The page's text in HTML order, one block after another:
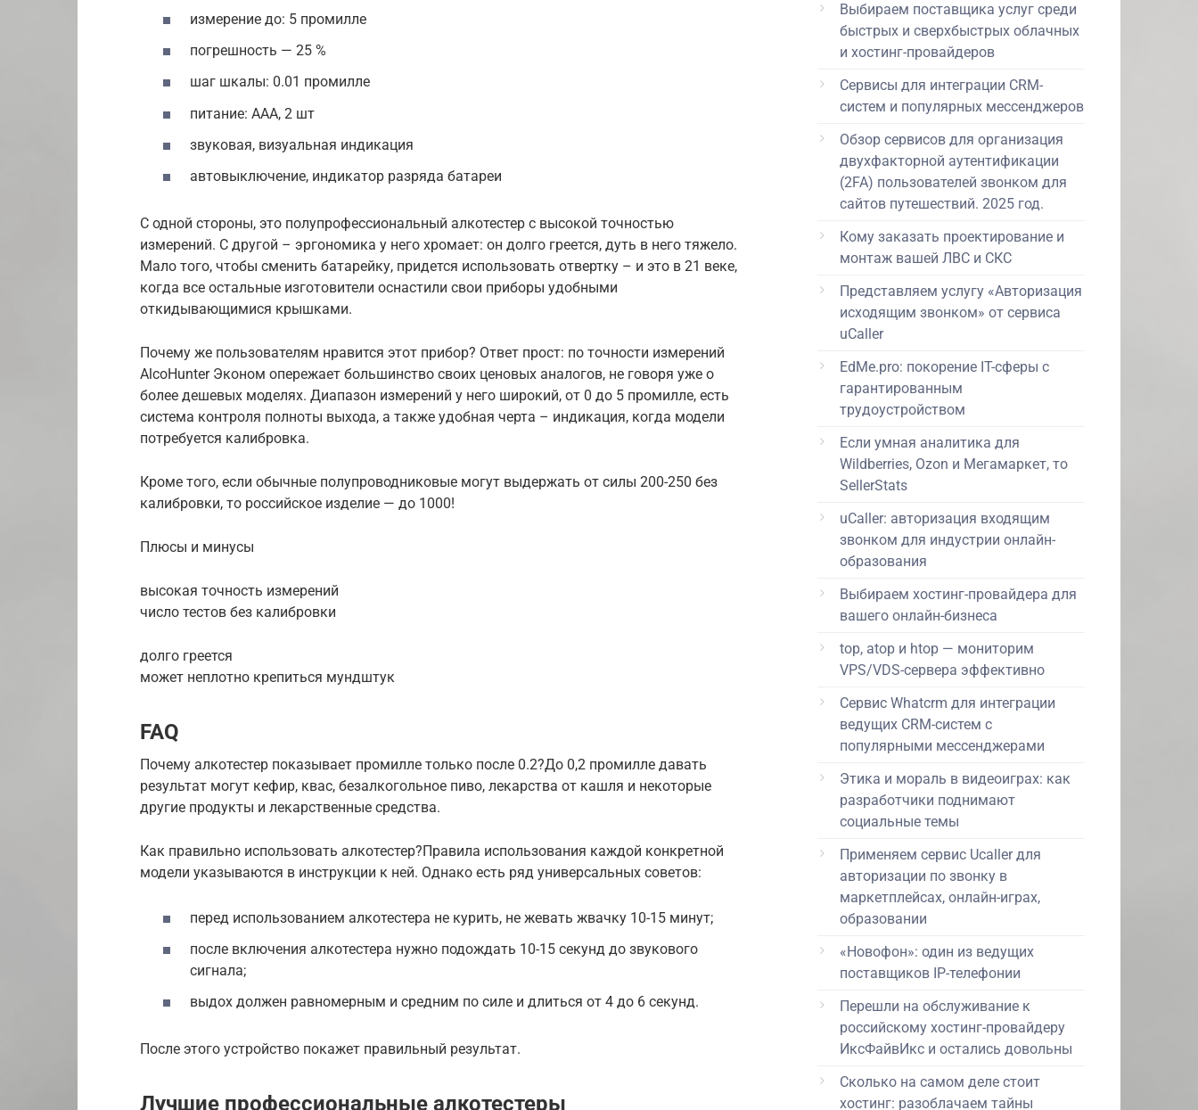
измерение до: 5 промилле
погрешность — 25 %
шаг шкалы: 0.01 промилле
питание: ААА, 2 шт
звуковая, визуальная индикация
автовыключение, индикатор разряда батареи
С одной стороны, это полупрофессиональный алкотестер с высокой точностью
измерений. С другой – эргономика у него хромает: он долго греется, дуть в него тяжело.
Мало того, чтобы сменить батарейку, придется использовать отвертку – и это в 21 веке,
когда все остальные изготовители оснастили свои приборы удобными
откидывающимися крышками.
Почему же пользователям нравится этот прибор? Ответ прост: по точности измерений
AlcoHunter Эконом опережает большинство своих ценовых аналогов, не говоря уже о
более дешевых моделях. Диапазон измерений у него широкий, от 0 до 5 промилле, есть
система контроля полноты выхода, а также удобная черта – индикация, когда модели
потребуется калибровка.
Кроме того, если обычные полупроводниковые могут выдержать от силы 200-250 без
калибровки, то российское изделие — до 1000!
Плюсы и минусы
высокая точность измерений
число тестов без калибровки
долго греется
может неплотно крепиться мундштук
FAQ
Почему алкотестер показывает промилле только после 0.2?До 0,2 промилле давать
результат могут кефир, квас, безалкогольное пиво, лекарства от кашля и некоторые
другие продукты и лекарственные средства.
Как правильно использовать алкотестер?Правила использования каждой конкретной
модели указываются в инструкции к ней. Однако есть ряд универсальных советов:
перед использованием алкотестера не курить, не жевать жвачку 10-15 минут;
после включения алкотестера нужно подождать 10-15 секунд до звукового
сигнала;
выдох должен равномерным и средним по силе и длиться от 4 до 6 секунд.
После этого устройство покажет правильный результат.
Лучшие профессиональные алкотестеры
Выбираем поставщика услуг среди
быстрых и сверхбыстрых облачных
и хостинг-провайдеров
Сервисы для интеграции CRM-
систем и популярных мессенджеров
Обзор сервисов для организация
двухфакторной аутентификации
(2FA) пользователей звонком для
сайтов путешествий. 2025 год.
Кому заказать проектирование и
монтаж вашей ЛВС и СКС
Представляем услугу «Авторизация
исходящим звонком» от сервиса
uCaller
EdMe.pro: покорение IT-сферы с
гарантированным
трудоустройством
Если умная аналитика для
Wildberries, Ozon и Мегамаркет, то
SellerStats
uCaller: авторизация входящим
звонком для индустрии онлайн-
образования
Выбираем хостинг-провайдера для
вашего онлайн-бизнеса
top, atop и htop — мониторим
VPS/VDS-сервера эффективно
Сервис Whatcrm для интеграции
ведущих CRM-систем с
популярными мессенджерами
Этика и мораль в видеоиграх: как
разработчики поднимают
социальные темы
Применяем сервис Ucaller для
авторизации по звонку в
маркетплейсах, онлайн-играх,
образовании
«Новофон»: один из ведущих
поставщиков IP-телефонии
Перешли на обслуживание к
российскому хостинг-провайдеру
ИксФайвИкс и остались довольны
Сколько на самом деле стоит
хостинг: разоблачаем тайны